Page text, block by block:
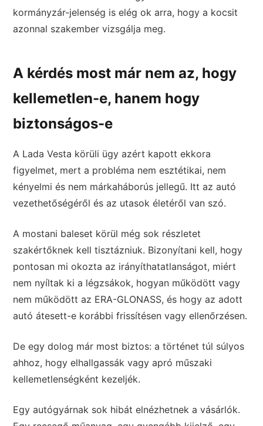
kormányzár-jelenség is elég ok arra, hogy a kocsit
azonnal szakember vizsgálja meg.
A kérdés most már nem az, hogy
kellemetlen-e, hanem hogy
biztonságos-e
A Lada Vesta körüli ügy azért kapott ekkora
figyelmet, mert a probléma nem esztétikai, nem
kényelmi és nem márkaháborús jellegű. Itt az autó
vezethetőségéről és az utasok életéről van szó.
A mostani baleset körül még sok részletet
szakértőknek kell tisztázniuk. Bizonyítani kell, hogy
pontosan mi okozta az irányíthatatlanságot, miért
nem nyíltak ki a légzsákok, hogyan működött vagy
nem működött az ERA-GLONASS, és hogy az adott
autó átesett-e korábbi frissítésen vagy ellenőrzésen.
De egy dolog már most biztos: a történet túl súlyos
ahhoz, hogy elhallgassák vagy apró műszaki
kellemetlenségként kezeljék.
Egy autógyárnak sok hibát elnézhetnek a vásárlók.